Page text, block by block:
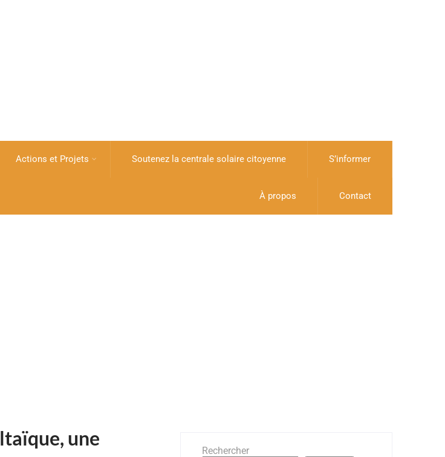
Actions et Projets Soutenez la centrale solaire citoyenne S’informer
À propos Contact
une
Rechercher